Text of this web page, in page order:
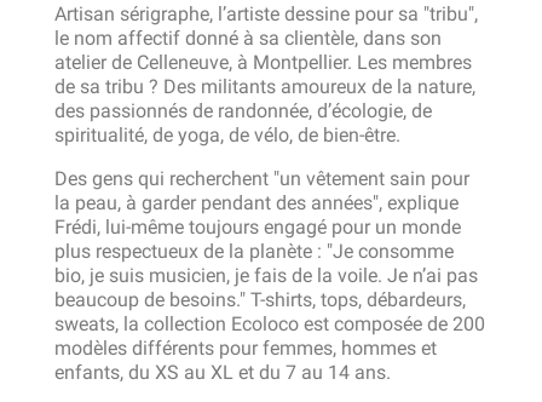
Artisan sérigraphe, l’artiste dessine pour sa "tribu",
le nom affectif donné à sa clientèle, dans son
atelier de Celleneuve, à Montpellier. Les membres
de sa tribu ? Des militants amoureux de la nature,
des passionnés de randonnée, d’écologie, de
spiritualité, de yoga, de vélo, de bien-être.
Des gens qui recherchent "un vêtement sain pour
la peau, à garder pendant des années", explique
Frédi, lui-même toujours engagé pour un monde
plus respectueux de la planète : "Je consomme
bio, je suis musicien, je fais de la voile. Je n’ai pas
beaucoup de besoins." T-shirts, tops, débardeurs,
sweats, la collection Ecoloco est composée de 200
modèles différents pour femmes, hommes et
enfants, du XS au XL et du 7 au 14 ans.